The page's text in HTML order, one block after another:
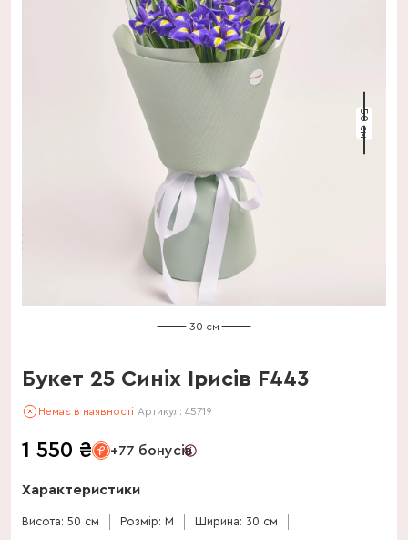
50 см
30 см
Букет 25 Синіх Ірисів F443
Немає в наявності Артикул: 45719
1 550 ₴ +77 бонусів
Характеристики
Висота: 50 см Розмір: M Ширина: 30 см